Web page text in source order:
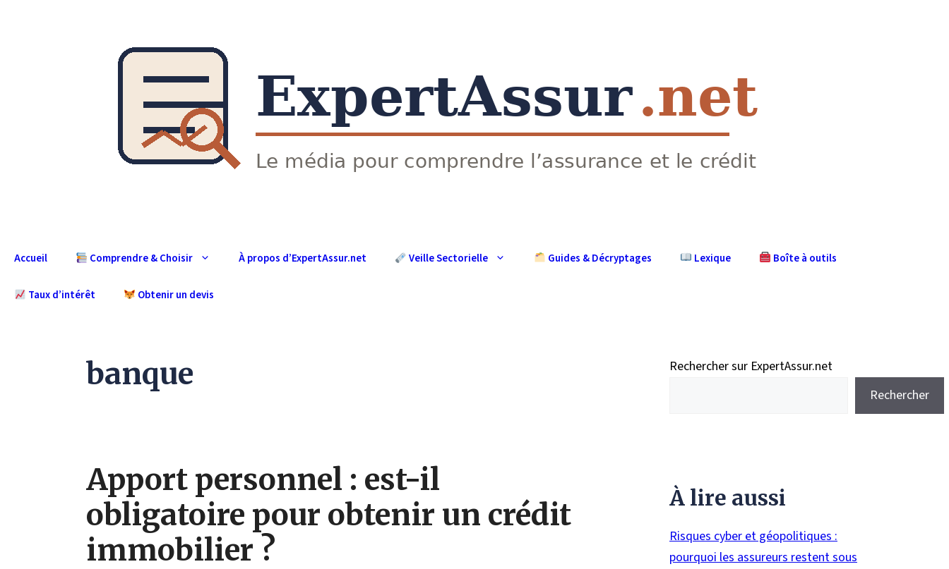
Accueil Comprendre & Choisir À propos d’ExpertAssur.net Veille Sectorielle Guides & Décryptages Lexique Boîte à outils
Taux d’intérêt Obtenir un devis
banque
Apport personnel : est-il
obligatoire pour obtenir un crédit
immobilier ?
Rechercher sur ExpertAssur.net
Rechercher
À lire aussi
Risques cyber et géopolitiques :
pourquoi les assureurs restent sous